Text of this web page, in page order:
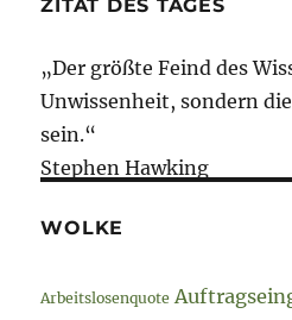
ZITAT DES TAGES
„Der größte Feind des
Unwissenheit, sondern
sein.“
Stephen Hawking
WOLKE
Arbeitslosenquote